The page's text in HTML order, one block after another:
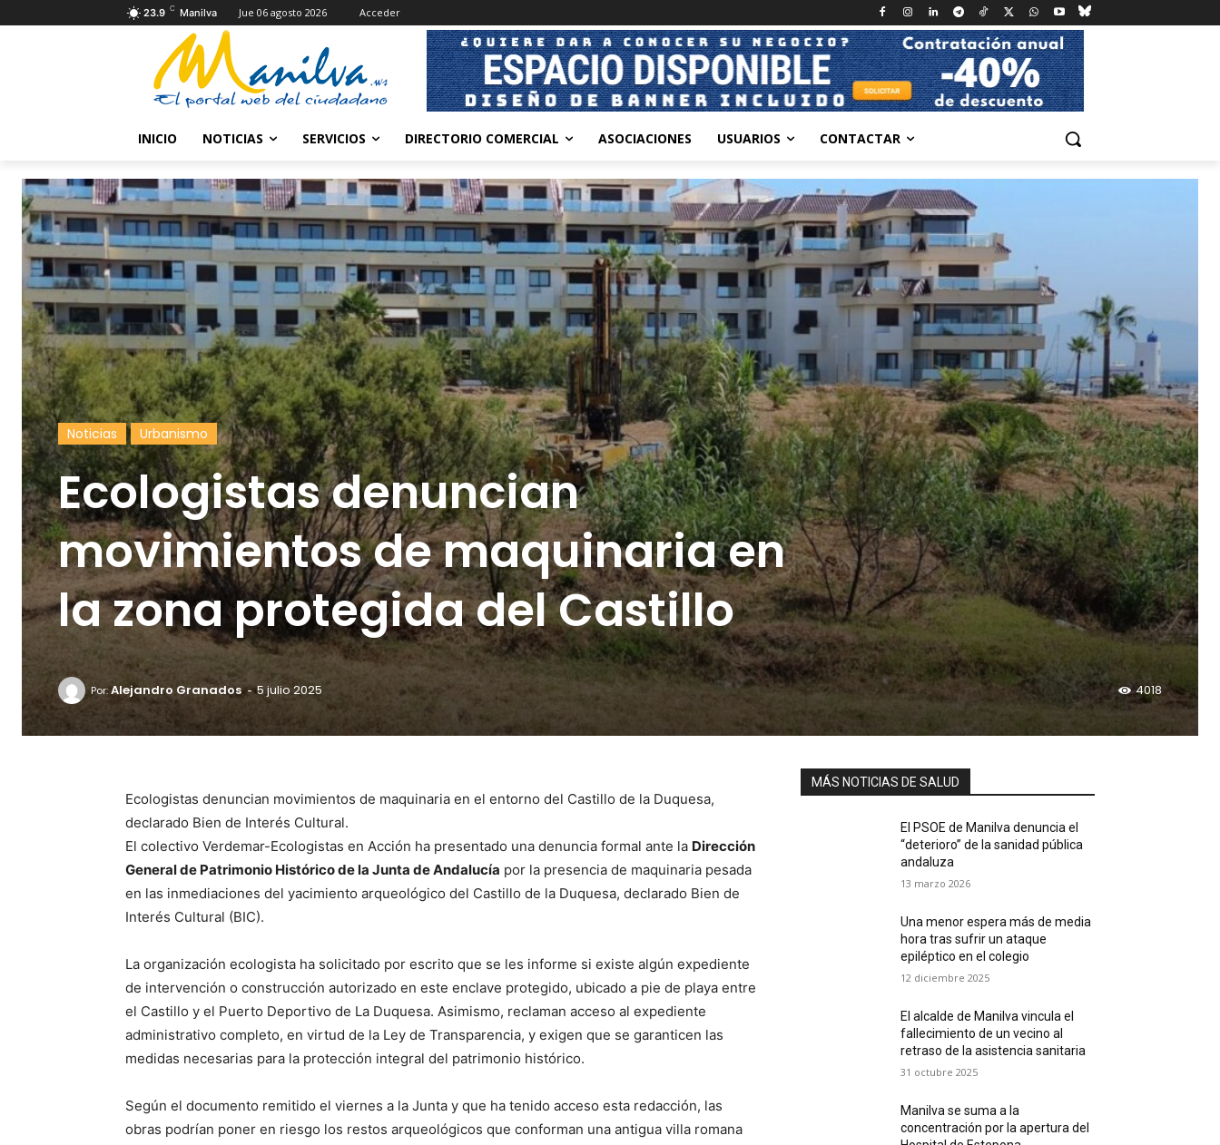
23.9 C Manilva Jue 06 agosto 2026 Acceder
INICIO NOTICIAS SERVICIOS DIRECTORIO COMERCIAL ASOCIACIONES USUARIOS CONTACTAR
Noticias Urbanismo
Ecologistas denuncian
movimientos de maquinaria en
la zona protegida del Castillo
Por:Alejandro Granados - 5 julio 2025 4018
Ecologistas denuncian movimientos de maquinaria en el entorno del Castillo de la Duquesa,
declarado Bien de Interés Cultural.
El colectivo Verdemar-Ecologistas en Acción ha presentado una denuncia formal ante la Dirección
General de Patrimonio Histórico de la Junta de Andalucía por la presencia de maquinaria pesada
en las inmediaciones del yacimiento arqueológico del Castillo de la Duquesa, declarado Bien de
Interés Cultural (BIC).
La organización ecologista ha solicitado por escrito que se les informe si existe algún expediente
de intervención o construcción autorizado en este enclave protegido, ubicado a pie de playa entre
el Castillo y el Puerto Deportivo de La Duquesa. Asimismo, reclaman acceso al expediente
administrativo completo, en virtud de la Ley de Transparencia, y exigen que se garanticen las
medidas necesarias para la protección integral del patrimonio histórico.
Según el documento remitido el viernes a la Junta y que ha tenido acceso esta redacción, las
obras podrían poner en riesgo los restos arqueológicos que conforman una antigua villa romana
MÁS NOTICIAS DE SALUD
El PSOE de Manilva denuncia el
“deterioro” de la sanidad pública
andaluza
13 marzo 2026
Una menor espera más de media
hora tras sufrir un ataque
epiléptico en el colegio
12 diciembre 2025
El alcalde de Manilva vincula el
fallecimiento de un vecino al
retraso de la asistencia sanitaria
31 octubre 2025
Manilva se suma a la
concentración por la apertura del